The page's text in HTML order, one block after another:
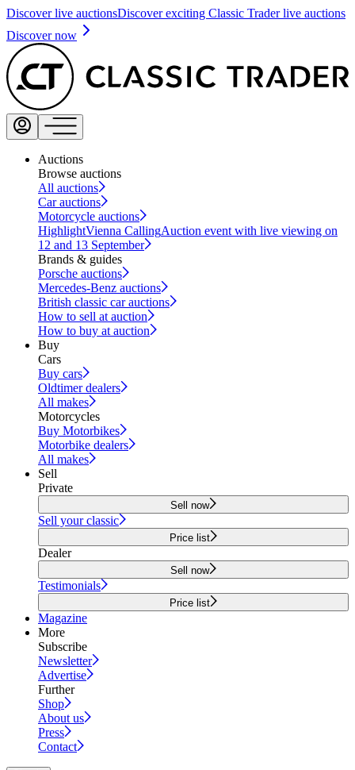
Discover live auctionsDiscover exciting Classic Trader live auctions
Discover now
Auctions
Browse auctions
All auctions
Car auctions
Motorcycle auctions
HighlightVienna CallingAuction event with live viewing on
12 and 13 September
Brands & guides
Porsche auctions
Mercedes-Benz auctions
British classic car auctions
How to sell at auction
How to buy at auction
Buy
Cars
Buy cars
Oldtimer dealers
All makes
Motorcycles
Buy Motorbikes
Motorbike dealers
All makes
Sell
Private
Sell now
Sell your classic
Price list
Dealer
Sell now
Testimonials
Price list
Magazine
More
Subscribe
Newsletter
Advertise
Further
Shop
About us
Press
Contact